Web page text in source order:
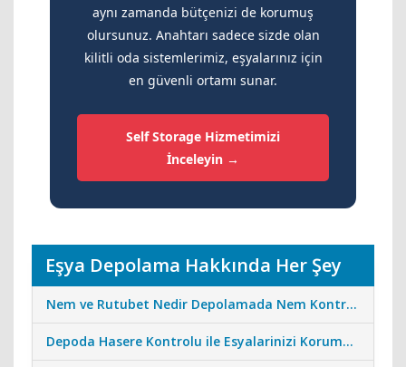
aynı zamanda bütçenizi de korumuş
olursunuz. Anahtarı sadece sizde olan
kilitli oda sistemlerimiz, eşyalarınız için
en güvenli ortamı sunar.
Self Storage Hizmetimizi
İnceleyin →
Eşya Depolama Hakkında Her Şey
Nem ve Rutubet Nedir Depolamada Nem Kontrolünün Önemi
Depoda Hasere Kontrolu ile Esyalarinizi Koruma Standartlarimiz